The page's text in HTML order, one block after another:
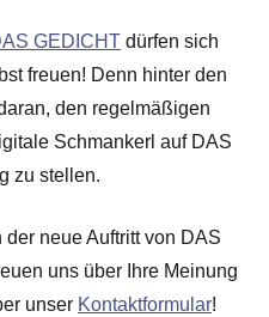
GEDICHT dürfen sich
freuen! Denn hinter den
den regelmäßigen
Schmankerl auf DAS
zu stellen.
neue Auftritt von DAS
uns über Ihre Meinung
unser Kontaktformular!